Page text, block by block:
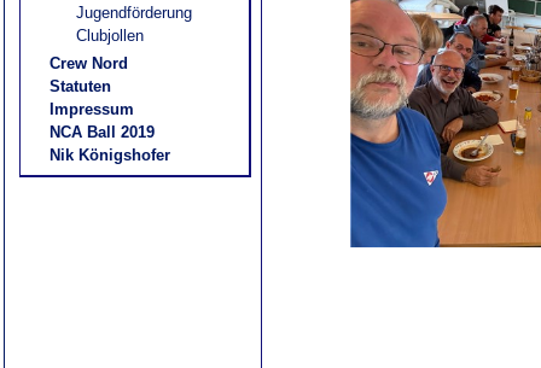
Jugendförderung
Clubjollen
Crew Nord
Statuten
Impressum
NCA Ball 2019
Nik Königshofer